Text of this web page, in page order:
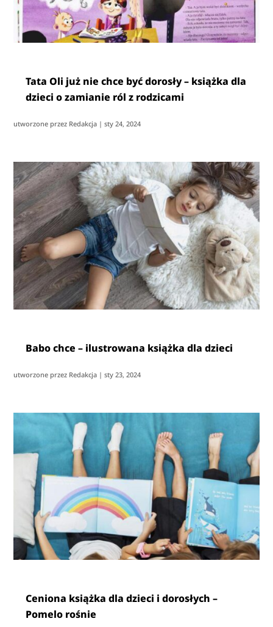
Tata Oli już nie chce być dorosły – książka dla
dzieci o zamianie ról z rodzicami
utworzone przez Redakcja |sty 24, 2024
Babo chce – ilustrowana książka dla dzieci
utworzone przez Redakcja |sty 23, 2024
Ceniona książka dla dzieci i dorosłych –
Pomelo rośnie